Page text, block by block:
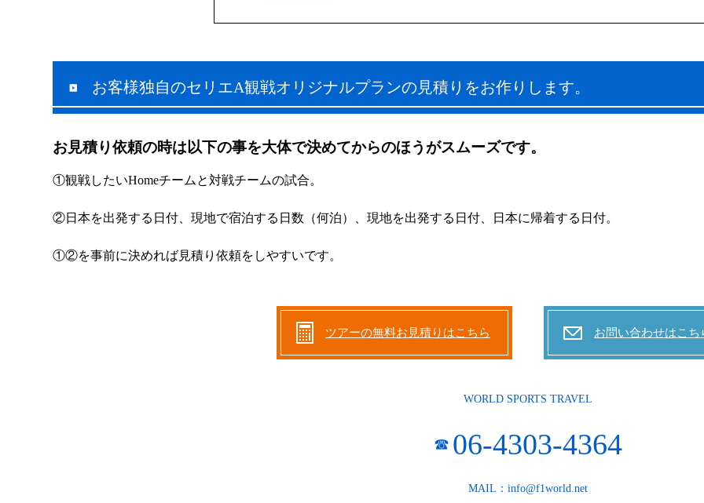
お客様独自のセリエA観戦オリジナルプランの見積りをお作りします。
お見積り依頼の時は以下の事を大体で決めてからのほうがスムーズです。
①観戦したいHomeチームと対戦チームの試合。
②日本を出発する日付、現地で宿泊する日数（何泊）、現地を出発する日付、日本に帰着する日付。
①②を事前に決めれば見積り依頼をしやすいです。
ツアーの無料お見積りはこちら お問い合わせはこち
WORLD SPORTS TRAVEL
☎ 06-4303-4364
MAIL：info@f1world.net